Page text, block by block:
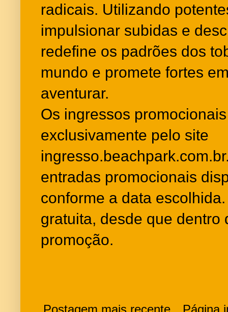
radicais. Utilizando
impulsionar subidas e
redefine os padrões dos
mundo e promete fortes
aventurar.
Os ingressos
exclusivamente pelo site
entradas promocionais
conforme a data
gratuita, desde que dentro
promoção.
Postagem mais recente Página